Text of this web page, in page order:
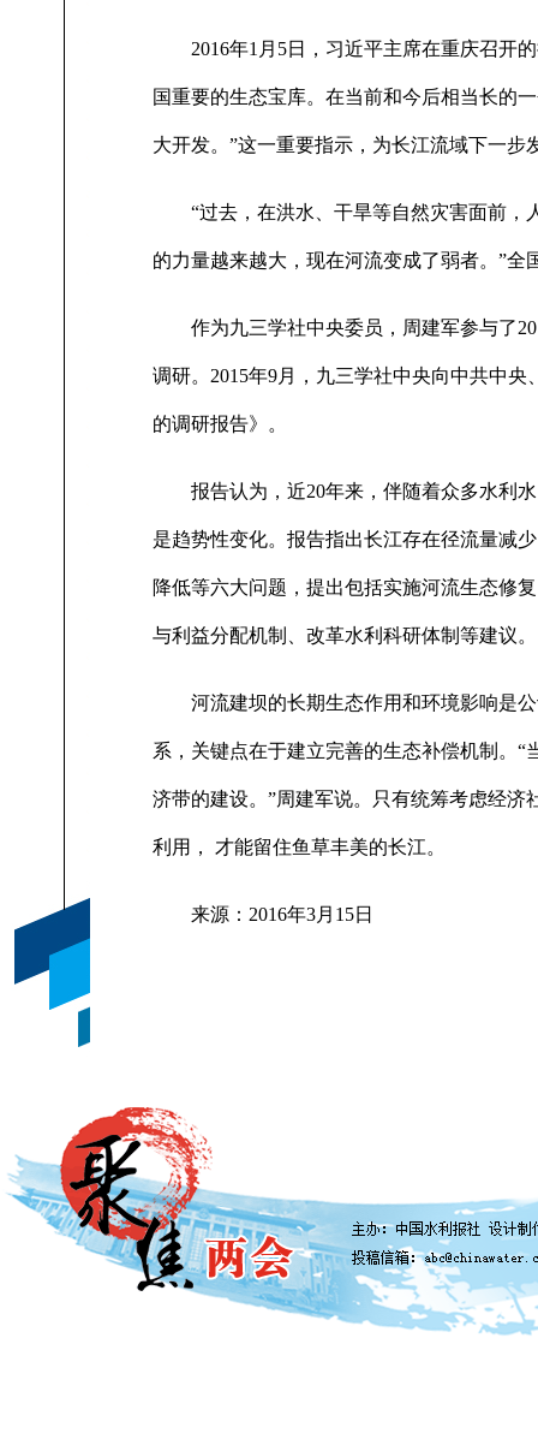
2016年1月5日，习近平主席在重庆召开的
国重要的生态宝库。在当前和今后相当长的
大开发。”这一重要指示，为长江流域下一步
“过去，在洪水、干旱等自然灾害面前，
的力量越来越大，现在河流变成了弱者。”
作为九三学社中央委员，周建军参与了
调研。2015年9月，九三学社中央向中共中
的调研报告》。
报告认为，近20年来，伴随着众多水利水
是趋势性变化。报告指出长江存在径流量减
降低等六大问题，提出包括实施河流生态修
与利益分配机制、改革水利科研体制等建议。
河流建坝的长期生态作用和环境影响是公
系，关键点在于建立完善的生态补偿机制。
济带的建设。”周建军说。只有统筹考虑经
利用， 才能留住鱼草丰美的长江。
来源：2016年3月15日